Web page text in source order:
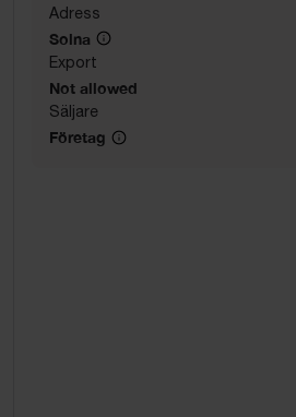
Adress
Solna
Export
Not allowed
Säljare
Företag